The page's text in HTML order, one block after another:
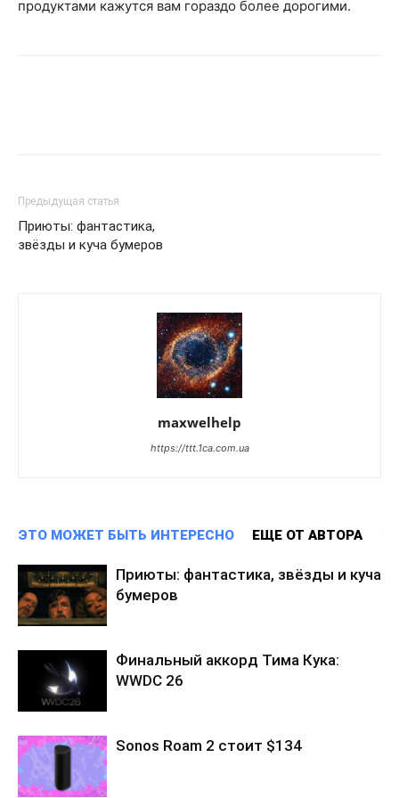
продуктами кажутся вам гораздо более дорогими.
Предыдущая статья
Приюты: фантастика,
звёзды и куча бумеров
maxwelhelp
https://ttt.1ca.com.ua
ЭТО МОЖЕТ БЫТЬ ИНТЕРЕСНО ЕЩЕ ОТ АВТОРА
Приюты: фантастика, звёзды и куча
бумеров
Финальный аккорд Тима Кука:
WWDC 26
Sonos Roam 2 стоит $134